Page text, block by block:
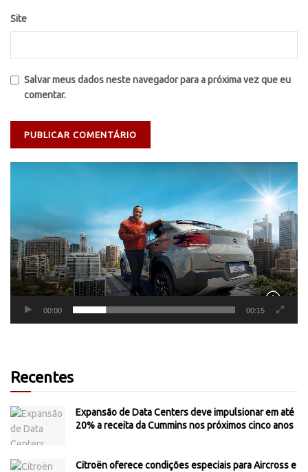
Site
Salvar meus dados neste navegador para a próxima vez que eu
comentar.
00:00 00:15
Recentes
Expansão de Data Centers deve impulsionar em até
20% a receita da Cummins nos próximos cinco anos
Citroën oferece condições especiais para Aircross e